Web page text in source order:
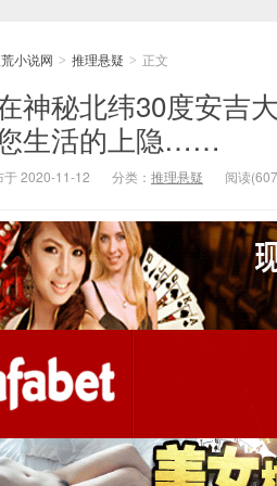
小说网 > 推理悬疑 > 正文
神秘北纬30度安吉
生活的上隐……
于 2020-11-12 分类： 推理悬疑 阅读